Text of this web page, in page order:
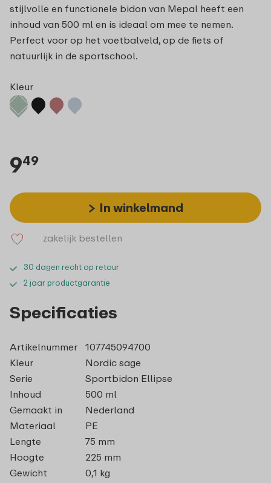
stijlvolle en functionele bidon van Mepal heeft een
inhoud van 500 ml en is ideaal om mee te nemen.
Perfect voor op het voetbalveld, op de fiets of
natuurlijk in de sportschool.
Kleur
949
In winkelmand
zakelijk bestellen
30 dagen recht op retour
2 jaar productgarantie
Specificaties
Artikelnummer
107745094700
Kleur
Nordic sage
Serie
Sportbidon Ellipse
Inhoud
500 ml
Gemaakt in
Nederland
Materiaal
PE
Lengte
75 mm
Hoogte
225 mm
Gewicht
0,1 kg